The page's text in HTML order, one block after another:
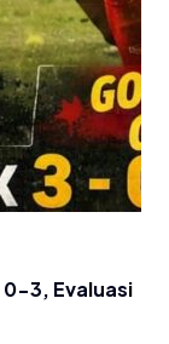
3, Evaluasi